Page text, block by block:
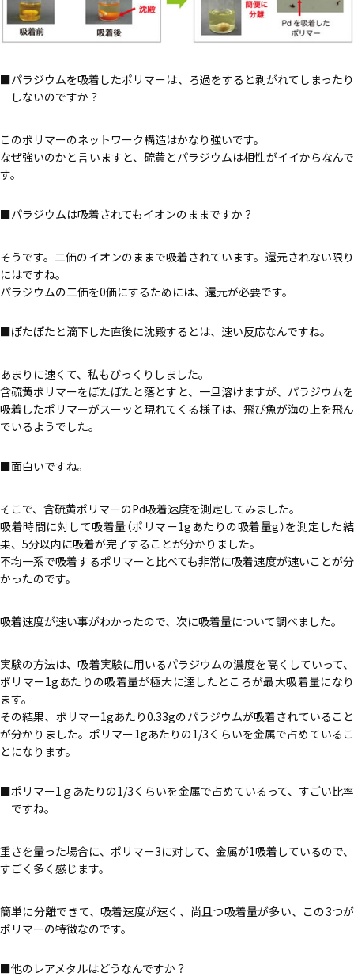
パラジウムを吸着したポリマーは、ろ過をすると剥がれてしまったり
しないのですか？
このポリマーのネットワーク構造はかなり強いです。
なぜ強いのかと言いますと、硫黄とパラジウムは相性がイイからなんで
す。
パラジウムは吸着されてもイオンのままですか？
そうです。二価のイオンのままで吸着されています。還元されない限り
にはですね。
パラジウムの二価を0価にするためには、還元が必要です。
ぽたぽたと滴下した直後に沈殿するとは、速い反応なんですね。
あまりに速くて、私もびっくりしました。
含硫黄ポリマーをぽたぽたと落とすと、一旦溶けますが、パラジウムを
吸着したポリマーがスーッと現れてくる様子は、飛び魚が海の上を飛ん
でいるようでした。
面白いですね。
そこで、含硫黄ポリマーのPd吸着速度を測定してみました。
吸着時間に対して吸着量（ポリマー1gあたりの吸着量g）を測定した結
果、5分以内に吸着が完了することが分かりました。
不均一系で吸着するポリマーと比べても非常に吸着速度が速いことが分
かったのです。
吸着速度が速い事がわかったので、次に吸着量について調べました。
実験の方法は、吸着実験に用いるパラジウムの濃度を高くしていって、
ポリマー1gあたりの吸着量が極大に達したところが最大吸着量になり
ます。
その結果、ポリマー1gあたり0.33gのパラジウムが吸着されていること
が分かりました。ポリマー1gあたりの1/3くらいを金属で占めているこ
とになります。
ポリマー1ｇあたりの1/3くらいを金属で占めているって、すごい比率
ですね。
重さを量った場合に、ポリマー3に対して、金属が1吸着しているので、
すごく多く感じます。
簡単に分離できて、吸着速度が速く、尚且つ吸着量が多い、この3つが
ポリマーの特徴なのです。
他のレアメタルはどうなんですか？